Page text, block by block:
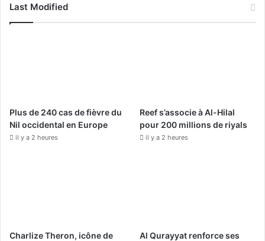
k
a
Last Modified
Plus de 240 cas de fièvre du
Nil occidental en Europe
il y a 2 heures
Reef s’associe à Al-Hilal
pour 200 millions de riyals
il y a 2 heures
Charlize Theron, icône de
Al Qurayyat renforce ses